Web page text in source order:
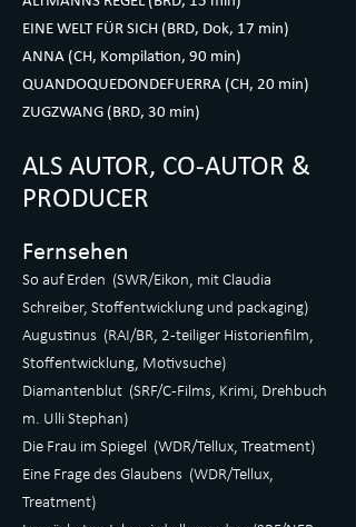
EINE WELT FÜR SICH (BRD, Dok, 17 min)
ANNA (CH, Kompilation, 90 min)
QUANDOQUEDONDEFUERRA (CH, 20 min)
ZUGZWANG (BRD, 30 min)
ALS AUTOR, CO-AUTOR &
PRODUCER
Fernsehen
So auf Erden (SWR/Eikon, mit Claudia
Schreiber, Stoffentwicklung und packaging)
Augustinus (RAI/BR, 2-teiliger Historienfilm,
Stoffentwicklung, Motivsuche)
Diamantenblut (SRF/C-Films, Krimi, Drehbuch
m. Ulli Stephan)
Die Frau im Spiegel (WDR/Tellux, Treatment)
Eine Frage des Glaubens (WDR/Tellux,
Treatment)